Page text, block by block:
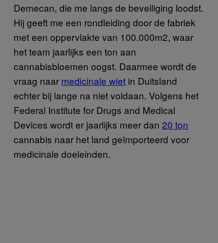
Demecan, die me langs de beveiliging loodst.
Hij geeft me een rondleiding door de fabriek
met een oppervlakte van 100.000m2, waar
het team jaarlijks een ton aan
cannabisbloemen oogst. Daarmee wordt de
vraag naar medicinale wiet in Duitsland
echter bij lange na niet voldaan. Volgens het
Federal Institute for Drugs and Medical
Devices wordt er jaarlijks meer dan 20 ton
cannabis naar het land geïmporteerd voor
medicinale doeleinden.